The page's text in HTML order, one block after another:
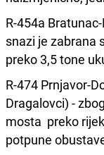
R-454a
snazi je zabrana
preko 3,5 tone
R-474 Prnjavor-
Dragalovci) -
mosta preko
potpune